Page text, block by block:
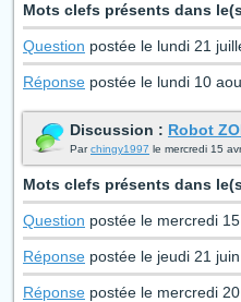
Mots clefs présents dans
Question postée le lundi 21
Réponse postée le lundi 10
Discussion : Robot
Parchingy1997 le mercredi 15
Mots clefs présents dans
Question postée le mercredi
Réponse postée le jeudi 21
Réponse postée le mercredi